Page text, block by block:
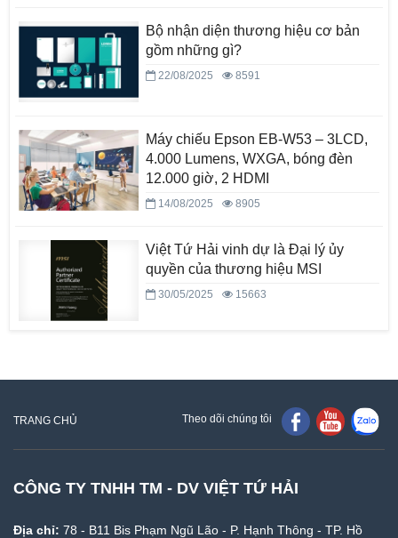
Bộ nhận diện thương hiệu cơ bản
gồm những gì?
22/08/2025 8591
Máy chiếu Epson EB-W53 – 3LCD,
4.000 Lumens, WXGA, bóng đèn
12.000 giờ, 2 HDMI
14/08/2025 8905
Việt Tứ Hải vinh dự là Đại lý ủy
quyền của thương hiệu MSI
30/05/2025 15663
TRANG CHỦ Theo dõi chúng tôi
CÔNG TY TNHH TM - DV VIỆT TỨ HẢI
Địa chỉ: 78 - B11 Bis Phạm Ngũ Lão - P. Hạnh Thông - TP. Hồ